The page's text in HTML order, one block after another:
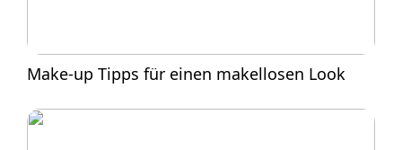
Make-up Tipps für einen makellosen Look